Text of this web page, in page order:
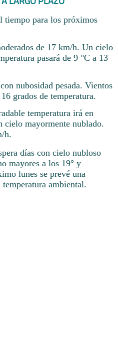
tiempo para los próximos
de 17 km/h. Un cielo
pasará de 9 °C a 13
nubosidad pesada. Vientos
grados de temperatura.
temperatura irá en
cielo mayormente nublado.
h.
días con cielo nubloso
mayores a los 19° y
lunes se prevé una
ambiental.